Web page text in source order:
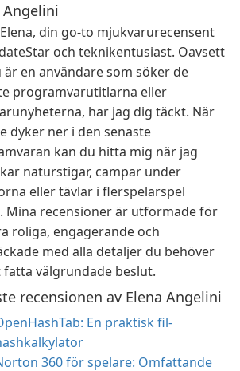
Angelini
Elena, din go-to mjukvarurecensent
och teknikentusiast. Oavsett
är en användare som söker de
programvarutitlarna eller
har jag dig täckt. När
dyker ner i den senaste
kan du hitta mig när jag
naturstigar, campar under
eller tävlar i flerspelarspel
Mina recensioner är utformade för
roliga, engagerande och
med alla detaljer du behöver
välgrundade beslut.
recensionen av Elena Angelini
En praktisk fil-
360 för spelare: Omfattande